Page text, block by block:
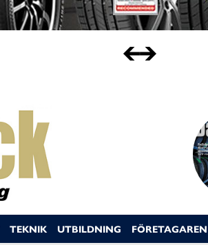
TEKNIK UTBILDNING FÖRETAGAREN